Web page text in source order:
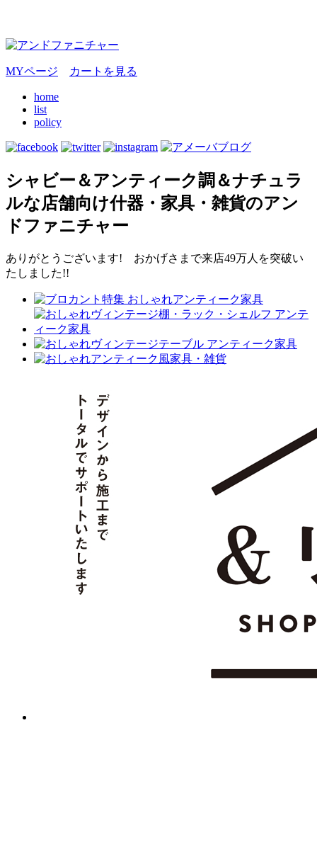
MYページ カートを見る
home
list
policy
シャビー＆アンティーク調＆ナチュラ
ルな店舗向け什器・家具・雑貨のアン
ドファニチャー
ありがとうございます! おかげさまで来店49万人を突破い
たしました!!